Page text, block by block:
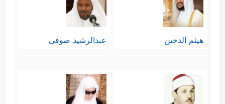
وكأنَّ الله جعل لكل سبط أو قبيلة منهم
وإشعارًا بجديَّة الأمر:﴿وَرَفَعۡنَا فَوۡقَكُمُ ٱلطُّورَ
هيثم الدخين عبدالرشيد صوفي